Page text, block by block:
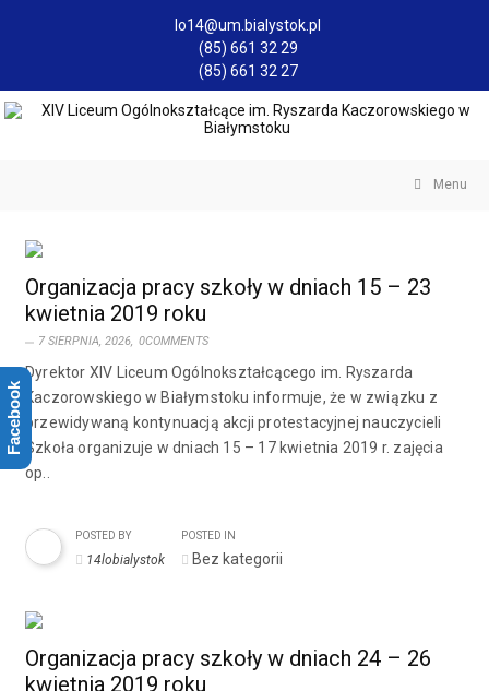
lo14@um.bialystok.pl
(85) 661 32 29
(85) 661 32 27
Menu
Organizacja pracy szkoły w dniach 15 – 23
kwietnia 2019 roku
7 SIERPNIA, 2026, 0COMMENTS
Dyrektor XIV Liceum Ogólnokształcącego im. Ryszarda
Kaczorowskiego w Białymstoku informuje, że w związku z
przewidywaną kontynuacją akcji protestacyjnej nauczycieli
Szkoła organizuje w dniach 15 – 17 kwietnia 2019 r. zajęcia
op..
POSTED BY
14lobialystok
POSTED IN
Bez kategorii
Organizacja pracy szkoły w dniach 24 – 26
kwietnia 2019 roku
Facebook